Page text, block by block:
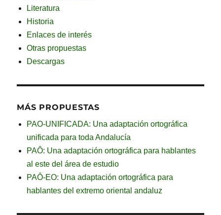
Literatura
Historia
Enlaces de interés
Otras propuestas
Descargas
MÁS PROPUESTAS
PAO-UNIFICADA: Una adaptación ortográfica
unificada para toda Andalucía
PAÔ: Una adaptación ortográfica para hablantes
al este del área de estudio
PAÔ-EO: Una adaptación ortográfica para
hablantes del extremo oriental andaluz